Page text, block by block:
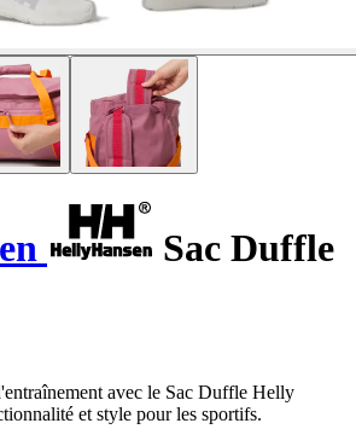
Sac Duffle
avec le Sac Duffle Helly
et style pour les sportifs.